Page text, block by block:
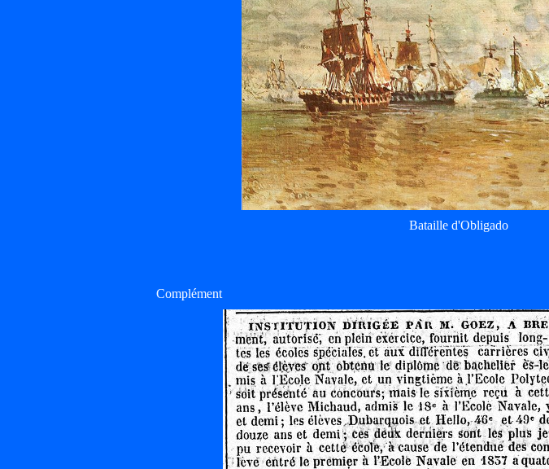
Bataille d'Obligado
Complément